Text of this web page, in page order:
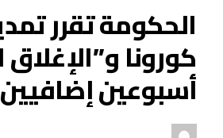
الحكومة تقرر
كورونا و”الإغلاق
أسبوعين إضافيين